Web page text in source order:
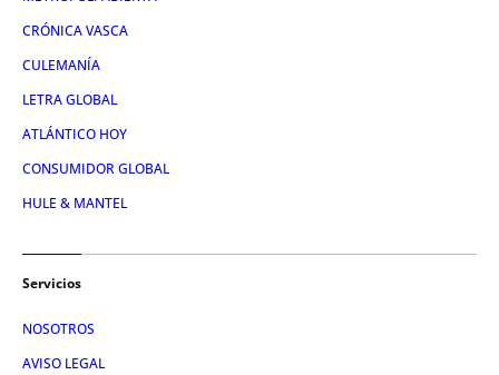
CRÓNICA VASCA
CULEMANÍA
LETRA GLOBAL
ATLÁNTICO HOY
CONSUMIDOR GLOBAL
HULE & MANTEL
Servicios
NOSOTROS
AVISO LEGAL